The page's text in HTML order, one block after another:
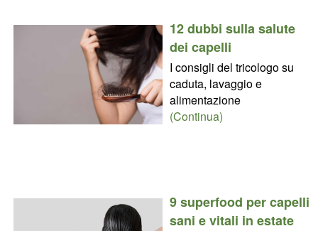
12 dubbi sulla salute
dei capelli
I consigli del tricologo su
caduta, lavaggio e
alimentazione
(Continua)
9 superfood per capelli
sani e vitali in estate